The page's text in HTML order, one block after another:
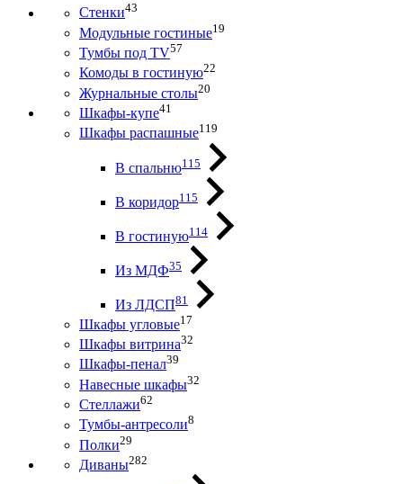
Стенки43
Модульные гостиные19
Тумбы под ТV57
Комоды в гостиную22
Журнальные столы20
Шкафы-купе41
Шкафы распашные119
В спальню115
В коридор115
В гостиную114
Из МДФ35
Из ЛДСП81
Шкафы угловые17
Шкафы витрина32
Шкафы-пенал39
Навесные шкафы32
Стеллажи62
Тумбы-антресоли8
Полки29
Диваны282